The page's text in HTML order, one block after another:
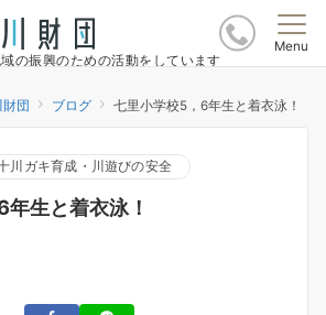
の振興のための活動をしています
Menu
団 ブログ 七里小学校5，6年生と着衣泳！
川ガキ育成・川遊びの安全
生と着衣泳！